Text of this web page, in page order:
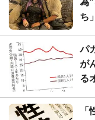
為"
ち
パ
が
る